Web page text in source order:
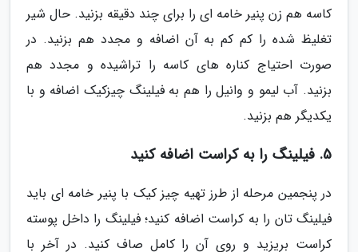
کاسه هم زن پنیر خامه ای را برای چند دقیقه بزنید. حال شیر
تغلیظ شده را کم کم به آن اضافه و مجدد هم بزنید. در
صورت احتیاج کناره های کاسه را تراشیده و مجدد هم
بزنید. آب لیمو و وانیل را هم به فیلینگ چیزکیک اضافه و با
یکدیگر هم بزنید.
5. فیلینگ را به کراست اضافه کنید
در پنجمین مرحله از طرز تهیه چیز کیک با پنیر خامه ای باید
فیلینگ تان را به کراست اضافه کنید؛ فیلینگ را داخل پوسته
کراست بریزید و روی آن را کامل صاف کنید. در آخر با